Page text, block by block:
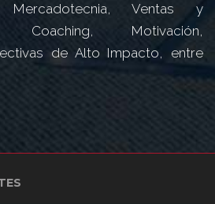
Ventas y
Coaching, Motivación,
de Alto Impacto, entre